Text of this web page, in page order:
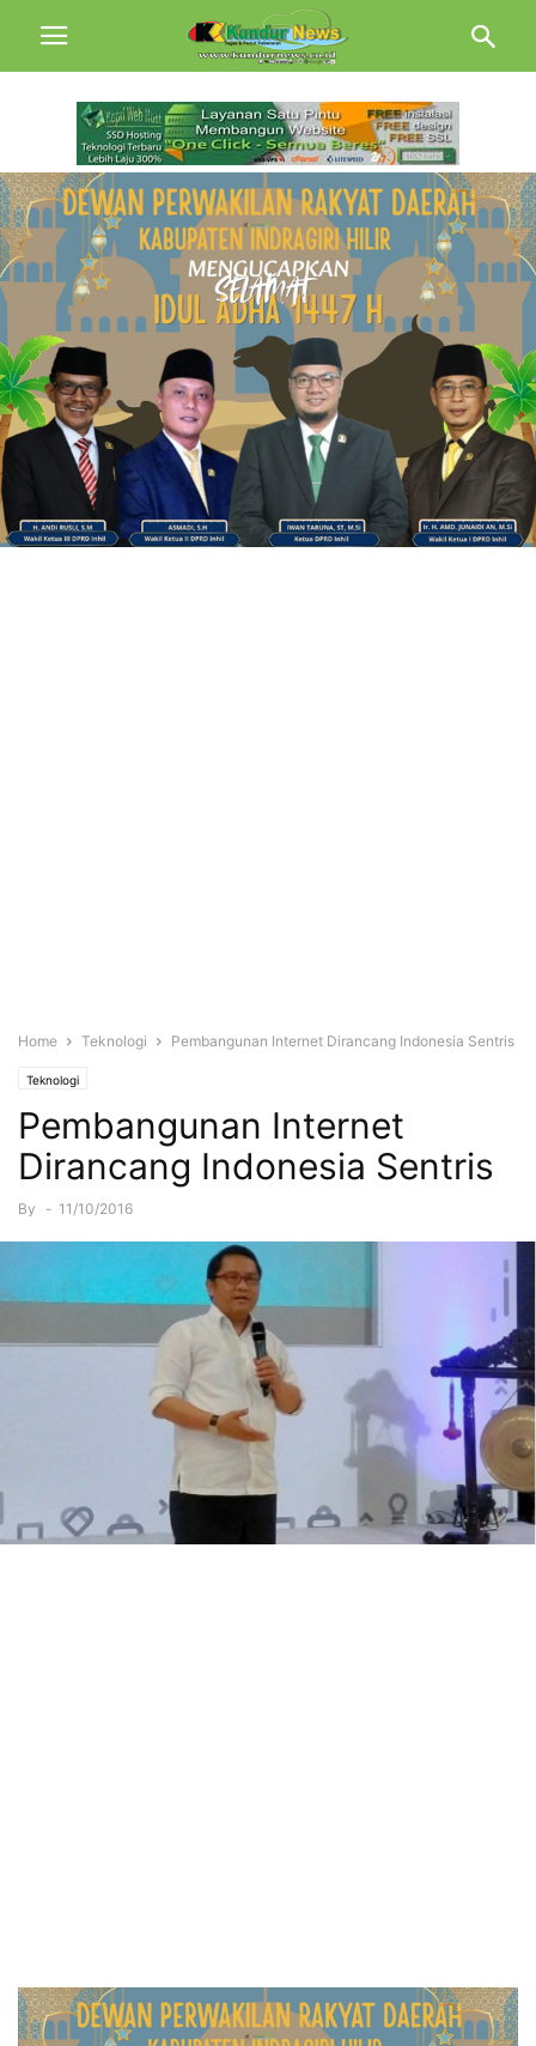
Home Teknologi Pembangunan Internet Dirancang Indonesia Sentris
Teknologi
Pembangunan Internet
Dirancang Indonesia Sentris
By - 11/10/2016